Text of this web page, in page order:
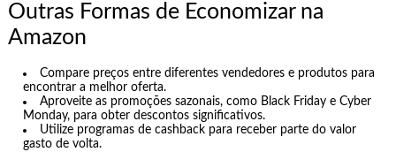
Outras Formas de Economizar na
Amazon
Compare preços entre diferentes vendedores e produtos para
encontrar a melhor oferta.
Aproveite as promoções sazonais, como Black Friday e Cyber
Monday, para obter descontos significativos.
Utilize programas de cashback para receber parte do valor
gasto de volta.